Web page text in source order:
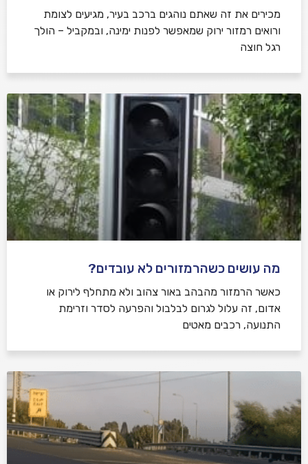
מכירים את זה שאתם נוהגים ברכב בעיר, מגיעים לצומת
ורואים רמזור ירוק שמאפשר לפנות ימינה, ובמקביל – הולך
רגל חוצה
מה עושים כשהרמזורים לא עובדים?
כאשר הרמזור מהבהב באור צהוב ולא מתחלף לירוק או
אדום, זה עלול לגרום לבלבול והפרעה לסדר וזרימת
התנועה, רכבים מאטים